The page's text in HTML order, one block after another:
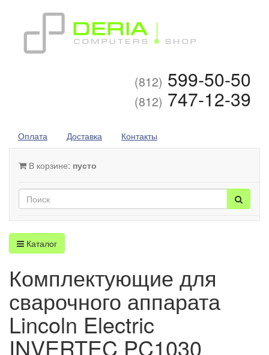
(812) 599-50-50
(812) 747-12-39
Оплата Доставка Контакты
В корзине: пусто
Каталог
Комплектующие для
сварочного аппарата
Lincoln Electric
INVERTEC PC1030